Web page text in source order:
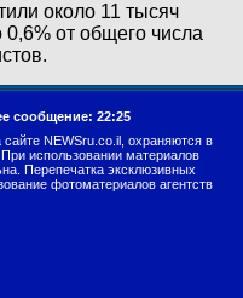
около 11 тысяч
0,6% от общего числа
сообщение: 22:25
NEWSru.co.il, охраняются в
использовании материалов
Перепечатка эксклюзивных
фотоматериалов агентств